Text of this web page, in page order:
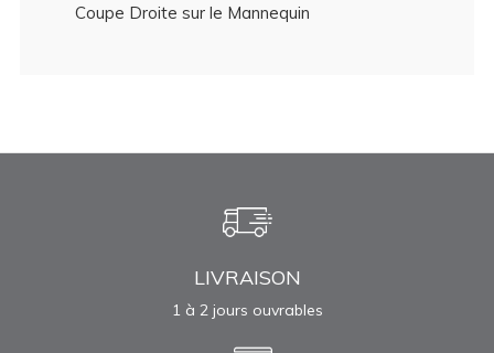
Coupe Droite sur le Mannequin
LIVRAISON
1 à 2 jours ouvrables